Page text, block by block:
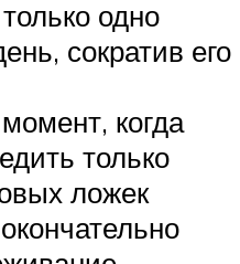
одно
сократив его
когда
только
ложек